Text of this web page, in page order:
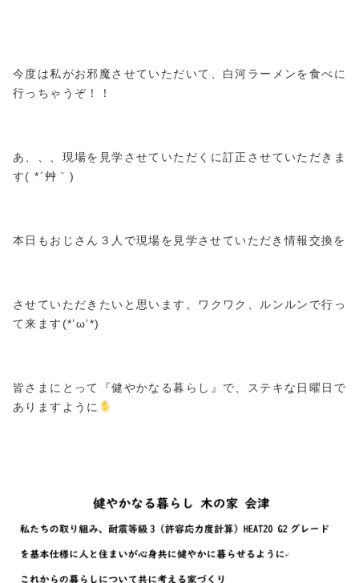
今度は私がお邪魔させていただいて、白河ラーメンを食べに
行っちゃうぞ！！
あ、、、現場を見学させていただくに訂正させていただきま
す( *´艸｀)
本日もおじさん３人で現場を見学させていただき情報交換を
させていただきたいと思います。ワクワク、ルンルンで行っ
て来ます(*’ω’*)
皆さまにとって『健やかなる暮らし』で、ステキな日曜日で
ありますように